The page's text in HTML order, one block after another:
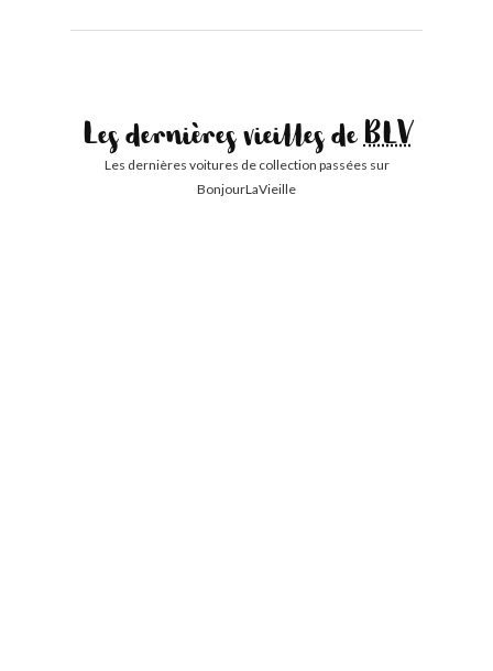
Les dernières vieilles deBLV
Les dernières voitures de collection passées sur
BonjourLaVieille